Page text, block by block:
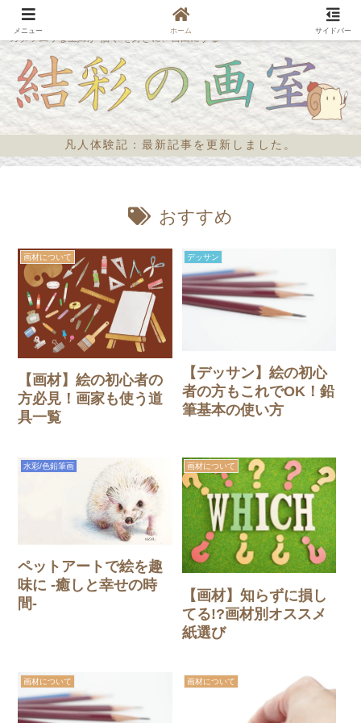
カタツムリな主婦が“描く”を好きに、自由にする
凡人体験記：最新記事を更新しました。
おすすめ
画材について
【画材】絵の初心者の
方必見！画家も使う道
具一覧
デッサン
【デッサン】絵の初心
者の方もこれでOK！鉛
筆基本の使い方
水彩/色鉛筆画
ペットアートで絵を趣
味に -癒しと幸せの時
間-
画材について
【画材】知らずに損し
てる!?画材別オススメ
紙選び
画材について 画材について
メニュー ホーム サイドバー